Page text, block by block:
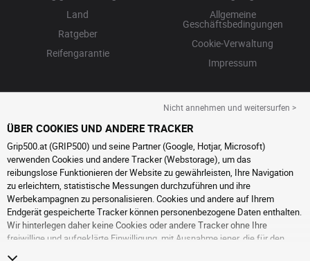
Land
Ratgeber
Reifengarantie
Allgemeine
Geschäftsbedingungen
Cookie-Verwaltung
Impressum
Nicht annehmen und weitersurfen >
ÜBER COOKIES UND ANDERE TRACKER
Grip500.at (GRIP500) und seine Partner (Google, Hotjar, Microsoft)
verwenden Cookies und andere Tracker (Webstorage), um das
reibungslose Funktionieren der Website zu gewährleisten, Ihre Navigation
zu erleichtern, statistische Messungen durchzuführen und ihre
Werbekampagnen zu personalisieren. Cookies und andere auf Ihrem
Endgerät gespeicherte Tracker können personenbezogene Daten enthalten.
Wir hinterlegen daher keine Cookies oder andere Tracker ohne Ihre
freiwillige und aufgeklärte Einwilligung, mit Ausnahme jener, die für den